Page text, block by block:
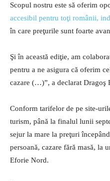
Scopul nostru este să oferim
accesibil pentru toţi românii,
în care preţurile sunt foarte
Şi în această ediţie, am
pentru a ne asigura că oferim
cazare (…)”, a declarat Dragoş
Conform tarifelor de pe site-
turism, până la finalul lunii
sejur la mare la preţuri
persoană, cazare fără masă, la
Eforie Nord.